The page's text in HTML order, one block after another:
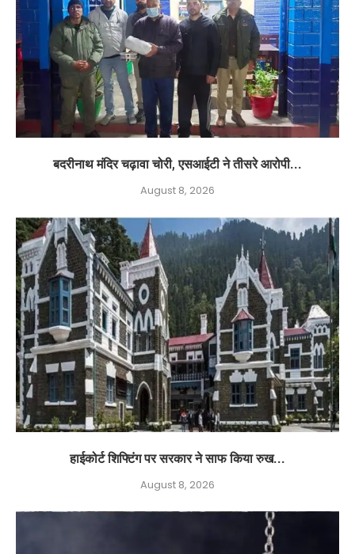
बदरीनाथ मंदिर चढ़ावा चोरी, एसआईटी ने तीसरे आरोपी...
August 8, 2026
हाईकोर्ट शिफ्टिंग पर सरकार ने साफ किया रुख...
August 8, 2026